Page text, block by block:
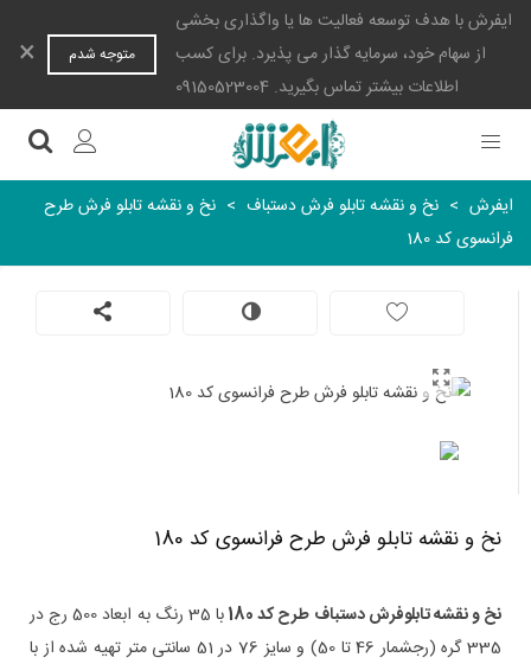
ایفرش با هدف توسعه فعالیت ها یا واگذاری بخشی
از سهام خود، سرمایه گذار می پذیرد. برای کسب
اطلاعات بیشتر تماس بگیرید. 09150523004
متوجه شدم ×
ایفرش > نخ و نقشه تابلو فرش دستباف > نخ و نقشه تابلو فرش طرح
فرانسوی کد 180
نخ و نقشه تابلو فرش طرح فرانسوی کد 180
نخ و نقشه تابلوفرش دستباف طرح کد 180
با 35 رنگ به ابعاد 500 رج در
335 گره
(رجشمار 46 تا 50 )
و سایز 76 در 51 سانتی متر تهیه شده از با